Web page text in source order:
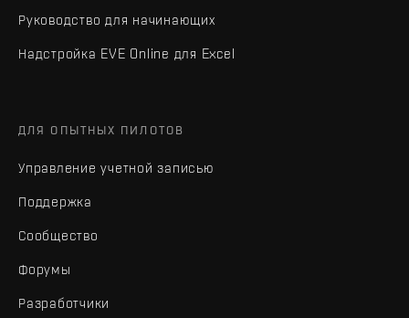
Руководство для начинающих
Надстройка EVE Online для Excel
ДЛЯ ОПЫТНЫХ ПИЛОТОВ
Управление учетной записью
Поддержка
Сообщество
Форумы
Разработчики